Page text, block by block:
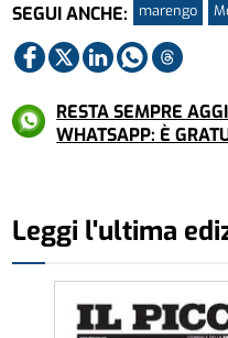
SEGUI ANCHE: marengo
RESTA SEMPRE
WHATSAPP: È
Leggi l'ultima